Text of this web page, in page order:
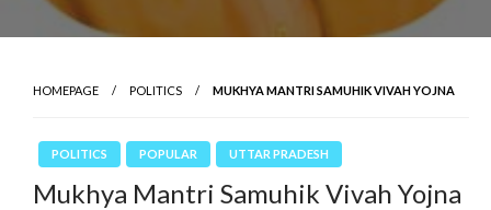
HOMEPAGE POLITICS MUKHYA MANTRI SAMUHIK VIVAH YOJNA
POLITICS POPULAR UTTAR PRADESH
Mukhya Mantri Samuhik Vivah Yojna